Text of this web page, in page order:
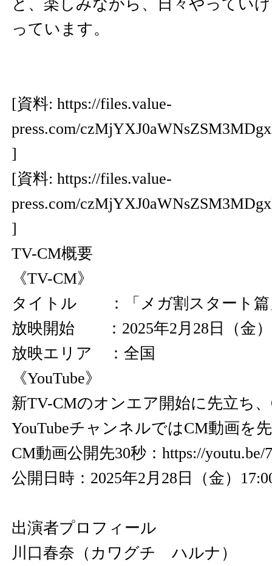
と、楽しみながら、日々やってい
っています。
[資料: https://files.value-
press.com/
]
[資料: https://files.value-
press.com/
]
TV-CM概要
《TV-CM》
タイトル ：「メガ割スタート篇
放映開始 ：2025年2月28日（金
放映エリア ：全国
《YouTube》
新TV-CMのオンエア開始に先立ち
YouTubeチャンネルではCM動画を
CM動画公開先30秒： https://
公開日時：2025年2月28日（金）
出演者プロフィール
川口春奈（カワグチ ハルナ）